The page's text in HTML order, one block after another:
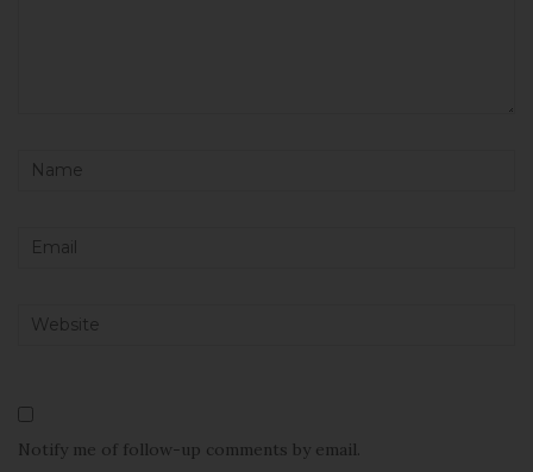
Notify me of follow-up comments by email.